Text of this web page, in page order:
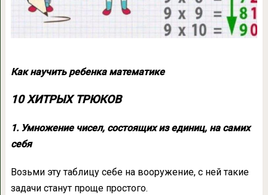
Как научить ребенка математике
10 ХИТРЫХ ТРЮКОВ
1. Умножение чисел, состоящих из единиц, на самих
себя
Возьми эту таблицу себе на вооружение, с ней такие
задачи станут проще простого.